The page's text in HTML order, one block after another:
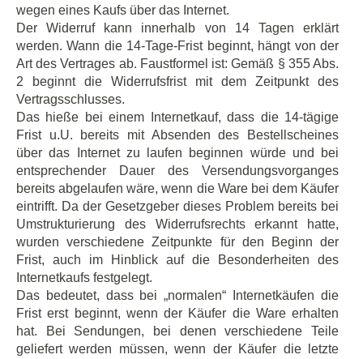
wegen eines Kaufs über das Internet.
Der Widerruf kann innerhalb von 14 Tagen erklärt
werden. Wann die 14-Tage-Frist beginnt, hängt von der
Art des Vertrages ab. Faustformel ist: Gemäß § 355 Abs.
2 beginnt die Widerrufsfrist mit dem Zeitpunkt des
Vertragsschlusses.
Das hieße bei einem Internetkauf, dass die 14-tägige
Frist u.U. bereits mit Absenden des Bestellscheines
über das Internet zu laufen beginnen würde und bei
entsprechender Dauer des Versendungsvorganges
bereits abgelaufen wäre, wenn die Ware bei dem Käufer
eintrifft. Da der Gesetzgeber dieses Problem bereits bei
Umstrukturierung des Widerrufsrechts erkannt hatte,
wurden verschiedene Zeitpunkte für den Beginn der
Frist, auch im Hinblick auf die Besonderheiten des
Internetkaufs festgelegt.
Das bedeutet, dass bei „normalen“ Internetkäufen die
Frist erst beginnt, wenn der Käufer die Ware erhalten
hat. Bei Sendungen, bei denen verschiedene Teile
geliefert werden müssen, wenn der Käufer die letzte